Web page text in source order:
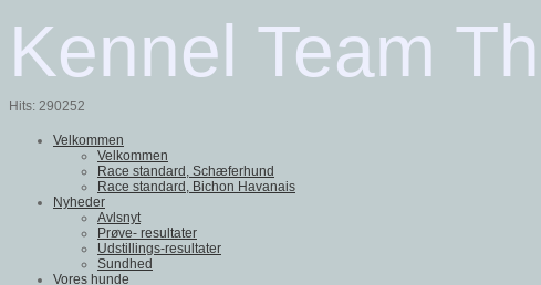
Kennel Team
Hits: 290252
Velkommen
Velkommen
Race standard, Schæferhund
Race standard, Bichon Havanais
Nyheder
Avlsnyt
Prøve- resultater
Udstillings-resultater
Sundhed
Vores hunde